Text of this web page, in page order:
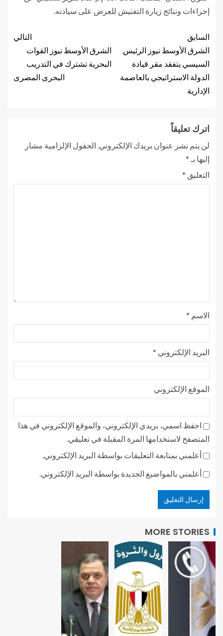
إجراءات ونتائج زيارة التفتيش للعرض على سيادته.
السابق
الشرق الأوسط نيوز الرئيس
السيسي يتفقد مقر قيادة
الدولة الاستراتيجي بالعاصمة
الإدارية
التالي
الشرق الأوسط نيوز القوات
البحرية تشترك في التدريب
البحرى المصرى
اترك تعليقاً
لن يتم نشر عنوان بريدك الإلكتروني. الحقول الإلزامية مشار
إليها بـ *
التعليق *
الاسم *
البريد الإلكتروني *
الموقع الإلكتروني
احفظ اسمي، بريدي الإلكتروني، والموقع الإلكتروني في هذا
المتصفح لاستخدامها المرة المقبلة في تعليقي.
أعلمني بمتابعة التعليقات بواسطة البريد الإلكتروني.
أعلمني بالمواضيع الجديدة بواسطة البريد الإلكتروني.
MORE STORIES